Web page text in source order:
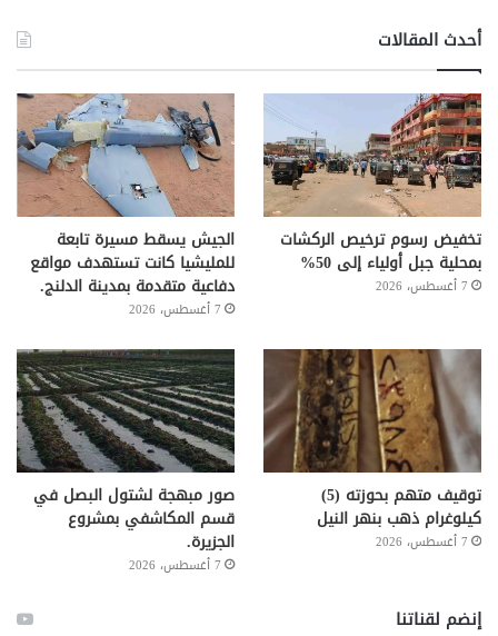
أحدث المقالات
تخفيض رسوم ترخيص الركشات
بمحلية جبل أولياء إلى 50%
7 أغسطس، 2026
الجيش يسقط مسيرة تابعة
للمليشيا كانت تستهدف مواقع
دفاعية متقدمة بمدينة الدلنج.
7 أغسطس، 2026
توقيف متهم بحوزته (5)
كيلوغرام ذهب بنهر النيل
7 أغسطس، 2026
صور مبهجة لشتول البصل في
قسم المكاشفي بمشروع
الجزيرة.
7 أغسطس، 2026
إنضم لقناتنا